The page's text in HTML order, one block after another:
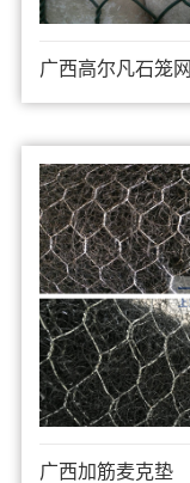
广西高尔凡石笼网
广西加筋麦克垫